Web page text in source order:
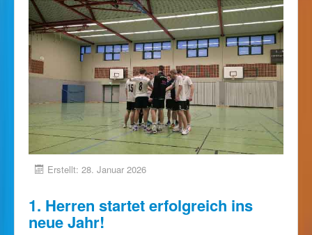
Erstellt: 28. Januar 2026
1. Herren startet erfolgreich ins
neue Jahr!